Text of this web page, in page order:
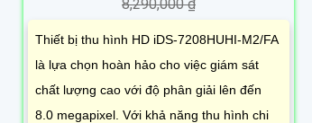
8,290,000 ₫
Thiết bị thu hình HD iDS-7208HUHI-M2/FA
là lựa chọn hoàn hảo cho việc giám sát
chất lượng cao với độ phân giải lên đến
8.0 megapixel. Với khả năng thu hình chi